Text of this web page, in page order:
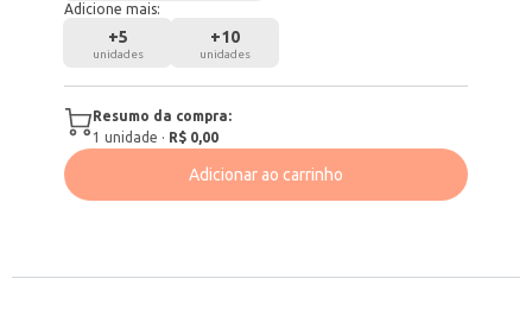
Adicione mais:
+5
unidades
+10
unidades
Resumo da compra:
1 unidade · R$ 0,00
Adicionar ao carrinho